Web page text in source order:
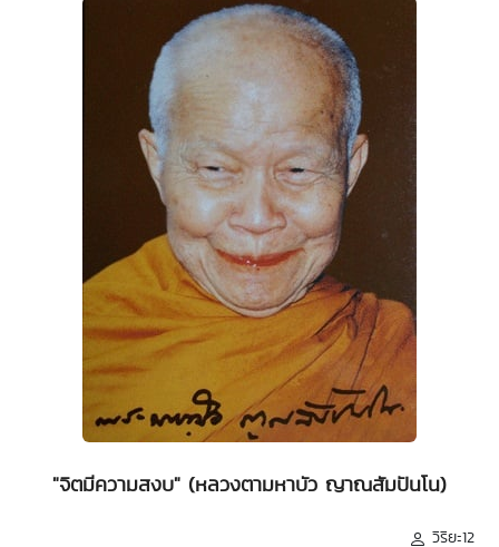
"จิตมีความสงบ" (หลวงตามหาบัว ญาณสัมปันโน)
วิริยะ12